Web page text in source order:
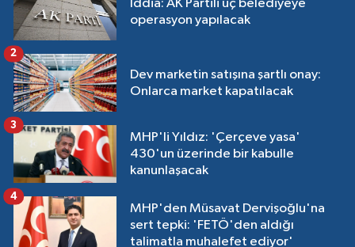
İddia: AK Partili üç belediyeye
operasyon yapılacak
Dev marketin satışına şartlı onay:
Onlarca market kapatılacak
2
MHP'li Yıldız: 'Çerçeve yasa'
430'un üzerinde bir kabulle
kanunlaşacak
3
MHP'den Müsavat Dervişoğlu'na
sert tepki: 'FETÖ'den aldığı
talimatla muhalefet ediyor'
4